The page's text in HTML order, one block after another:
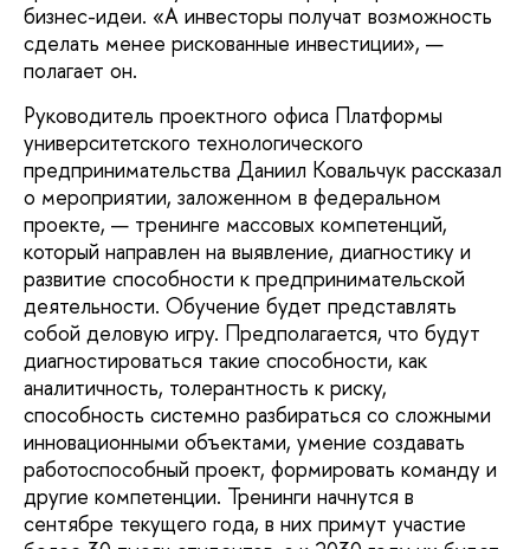
бизнес-идеи. «А инвесторы получат возможность
сделать менее рискованные инвестиции», —
полагает он.
Руководитель проектного офиса Платформы
университетского технологического
предпринимательства Даниил Ковальчук рассказал
о мероприятии, заложенном в федеральном
проекте, — тренинге массовых компетенций,
который направлен на выявление, диагностику и
развитие способности к предпринимательской
деятельности. Обучение будет представлять
собой деловую игру. Предполагается, что будут
диагностироваться такие способности, как
аналитичность, толерантность к риску,
способность системно разбираться со сложными
инновационными объектами, умение создавать
работоспособный проект, формировать команду и
другие компетенции. Тренинги начнутся в
сентябре текущего года, в них примут участие